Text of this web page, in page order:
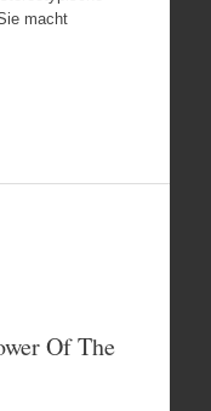
macht
Of The